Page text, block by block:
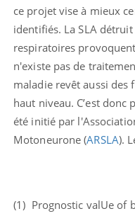
ce projet vise à mieux
identifiés. La SLA
respiratoires
n'existe pas de
maladie revêt aussi des
haut niveau. C’est
été initié par
Motoneurone (ARSLA).
(1) Prognostic valUe of